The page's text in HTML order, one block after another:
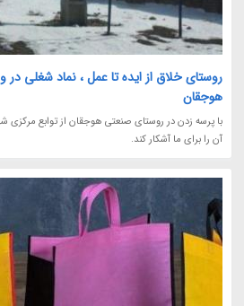
روستای خلاق از ایده تا عمل ، نماد شغلی
هوجقان
با پرسه زدن در روستای صنعتی هوجقان از توابع
آن را برای ما آشکار کند.